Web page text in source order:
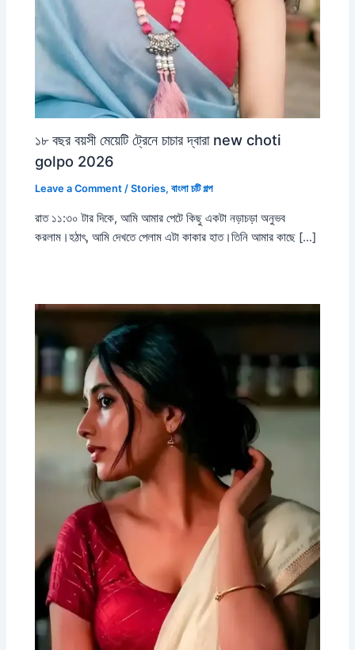
১৮ বছর বয়সী মেয়েটি ট্রেনে চাচার দ্বারা new choti
golpo 2026
Leave a Comment /Stories,বাংলা চটি গল্প
রাত ১১:৩০ টার দিকে, আমি আমার পেটে কিছু একটা নড়াচড়া অনুভব
করলাম।হঠাৎ, আমি দেখতে পেলাম এটা কাকার হাত।তিনি আমার কাছে […]